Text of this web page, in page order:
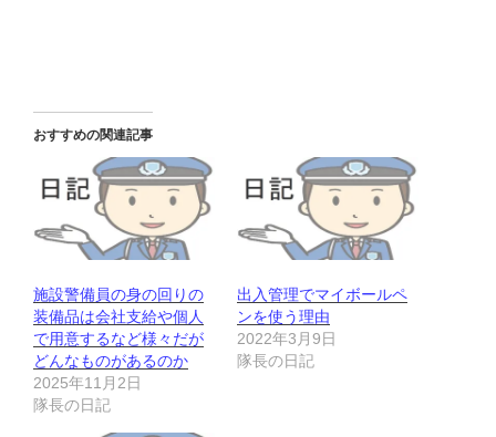
おすすめの関連記事
施設警備員の身の回りの
装備品は会社支給や個人
で用意するなど様々だが
どんなものがあるのか
2025年11月2日
隊長の日記
出入管理でマイボールペ
ンを使う理由
2022年3月9日
隊長の日記